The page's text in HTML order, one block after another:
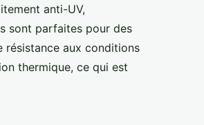
anti-UV,
sont parfaites pour des
résistance aux conditions
thermique, ce qui est